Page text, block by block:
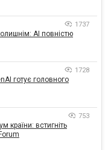
1737
AI повністю
1728
готує головного
753
країни: встигніть